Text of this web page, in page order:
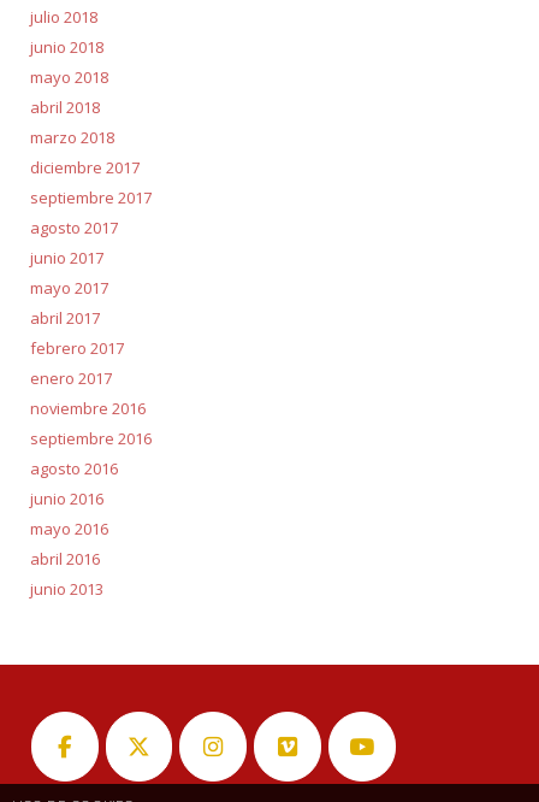
julio 2018
junio 2018
mayo 2018
abril 2018
marzo 2018
diciembre 2017
septiembre 2017
agosto 2017
junio 2017
mayo 2017
abril 2017
febrero 2017
enero 2017
noviembre 2016
septiembre 2016
agosto 2016
junio 2016
mayo 2016
abril 2016
junio 2013